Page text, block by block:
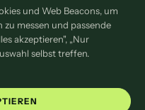
und Web Beacons, um
zu messen und passende
akzeptieren", „Nur
selbst treffen.